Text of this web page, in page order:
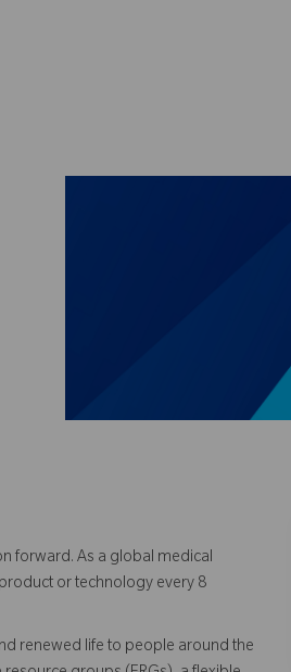
forward. As a global medical
or technology every 8
renewed life to people around the